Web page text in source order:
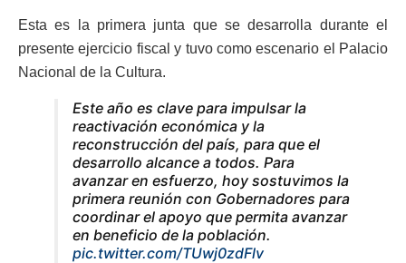
Esta es la primera junta que se desarrolla durante el
presente ejercicio fiscal y tuvo como escenario el Palacio
Nacional de la Cultura.
Este año es clave para impulsar la
reactivación económica y la
reconstrucción del país, para que el
desarrollo alcance a todos. Para
avanzar en esfuerzo, hoy sostuvimos la
primera reunión con Gobernadores para
coordinar el apoyo que permita avanzar
en beneficio de la población.
pic.twitter.com/TUwj0zdFlv